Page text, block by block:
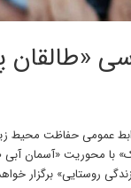
«طالقان
عمومی حفاظت محیط
با محوریت «آسمان آبی
روستایی» برگزار